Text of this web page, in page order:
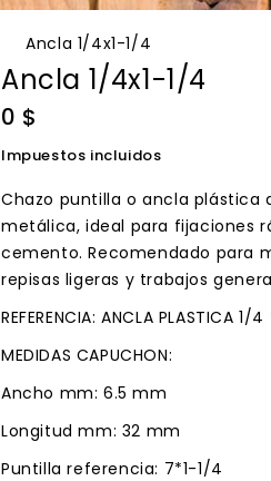
Ancla 1/4x1-1/4
Ancla 1/4x1-1/4
0 $
Impuestos incluidos
Chazo puntilla o ancla plástica
metálica, ideal para fijaciones
cemento. Recomendado para
repisas ligeras y trabajos
REFERENCIA: ANCLA PLASTICA 1/
MEDIDAS CAPUCHON:
Ancho mm: 6.5 mm
Longitud mm: 32 mm
Puntilla referencia: 7*1-1/4